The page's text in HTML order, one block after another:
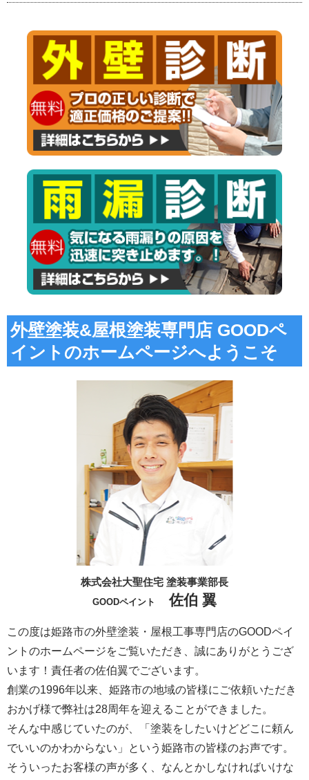
外壁塗装&屋根塗装専門店 GOODペ
イントのホームページへようこそ
株式会社大聖住宅 塗装事業部長
GOODペイント 佐伯 翼
この度は姫路市の外壁塗装・屋根工事専門店のGOODペイ
ントのホームページをご覧いただき、誠にありがとうござ
います！責任者の佐伯翼でございます。
創業の1996年以来、姫路市の地域の皆様にご依頼いただき
おかげ様で弊社は28周年を迎えることができました。
そんな中感じていたのが、「塗装をしたいけどどこに頼ん
でいいのかわからない」という姫路市の皆様のお声です。
そういったお客様の声が多く、なんとかしなければいけな